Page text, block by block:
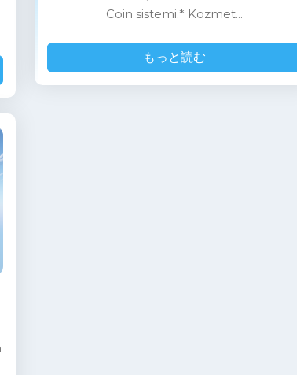
Coin sistemi.* Kozmet...
もっと読む